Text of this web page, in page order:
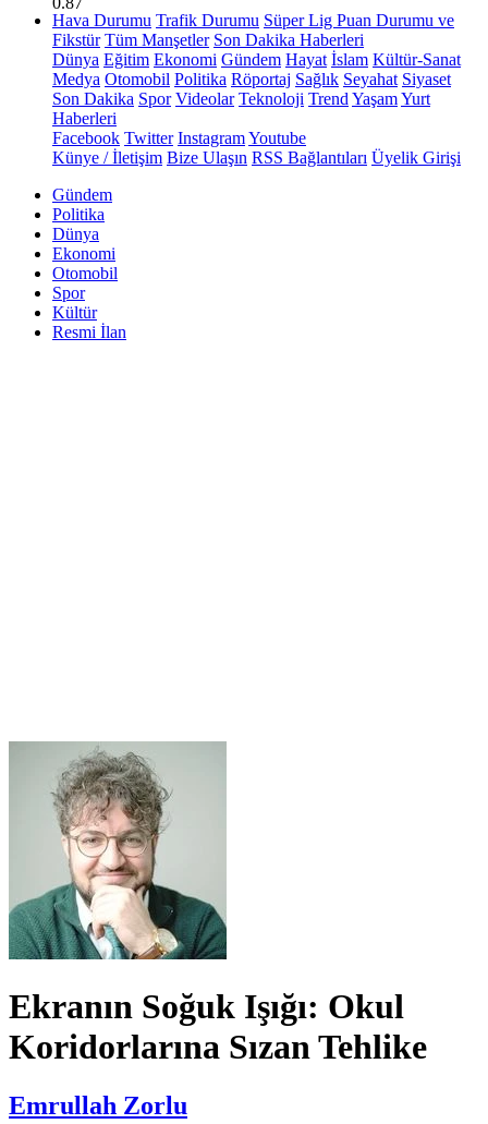
Hava Durumu Trafik Durumu Süper Lig Puan Durumu ve
Fikstür Tüm Manşetler Son Dakika Haberleri
Dünya Eğitim Ekonomi Gündem Hayat İslam Kültür-Sanat
Medya Otomobil Politika Röportaj Sağlık Seyahat Siyaset
Son Dakika Spor Videolar Teknoloji Trend YaşamYurt
Haberleri
Facebook Twitter InstagramYoutube
Künye / İletişim Bize Ulaşın RSS Bağlantıları Üyelik Girişi
Gündem
Politika
Dünya
Ekonomi
Otomobil
Spor
Kültür
Resmi İlan
Ekranın Soğuk Işığı: Okul
Koridorlarına Sızan Tehlike
Emrullah Zorlu